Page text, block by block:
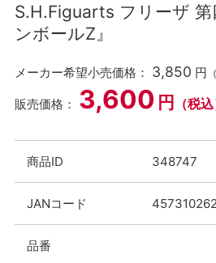
S.H.Figuarts フリーザ
ンボールZ』
メーカー希望小売価格： 3,850 円
販売価格： 3,600 円 （税込
商品ID 348747
JANコード
品番